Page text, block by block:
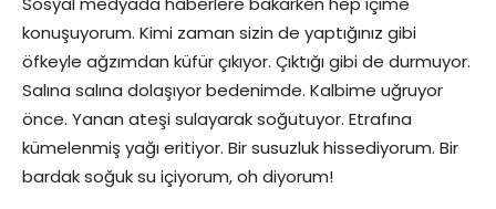
konuşuyorum. Kimi zaman sizin de yaptığınız gibi
öfkeyle ağzımdan küfür çıkıyor. Çıktığı gibi de durmuyor.
Salına salına dolaşıyor bedenimde. Kalbime uğruyor
önce. Yanan ateşi sulayarak soğutuyor. Etrafına
kümelenmiş yağı eritiyor. Bir susuzluk hissediyorum. Bir
bardak soğuk su içiyorum, oh diyorum!